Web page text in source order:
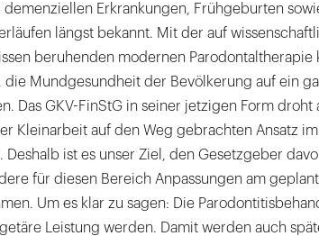
demenziellen Erkrankungen, Frühgeburten
längst bekannt. Mit der auf
beruhenden modernen Parodontaltherapie
die Mundgesundheit der Bevölkerung auf ein
Das GKV-FinStG in seiner jetzigen Form droht
Kleinarbeit auf den Weg gebrachten Ansatz
Deshalb ist es unser Ziel, den Gesetzgeber
für diesen Bereich Anpassungen am
Um es klar zu sagen: Die
Leistung werden. Damit werden auch